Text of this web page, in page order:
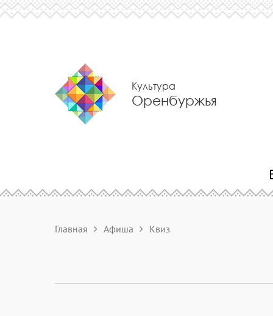
Культура
Оренбуржья
Главная Афиша Квиз